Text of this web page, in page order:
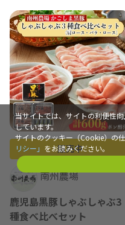
販売中
南州農場
鹿児島黒豚しゃぶしゃぶ3
種食べ比べセット
当サイトでは、サイトの利便性
しています。
サイトのクッキー（Cookie）の
リシー」 をお読みください。